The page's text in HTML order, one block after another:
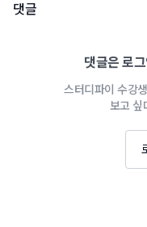
댓글
댓글은 로
스터디파이 수강
보고 싶